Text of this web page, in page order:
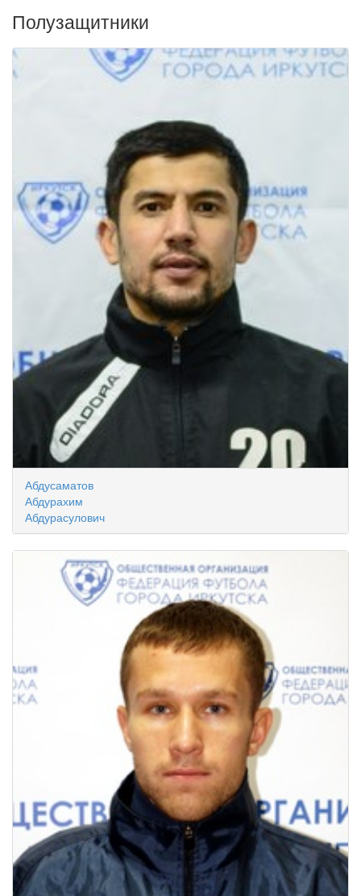
Полузащитники
Абдусаматов
Абдурахим
Абдурасулович